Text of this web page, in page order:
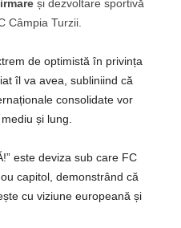
și dezvoltare sportivă
Câmpia Turzii.
de optimistă în privința
îl va avea, subliniind că
consolidate vor
și lung.
este deviza sub care FC
capitol, demonstrând că
cu viziune europeană și